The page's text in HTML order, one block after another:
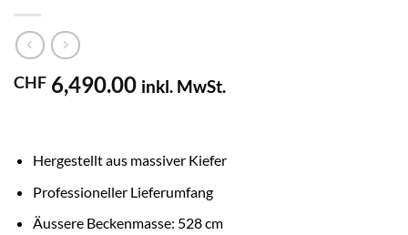
CHF 6,490.00 inkl. MwSt.
Hergestellt aus massiver Kiefer
Professioneller Lieferumfang
Äussere Beckenmasse: 528 cm